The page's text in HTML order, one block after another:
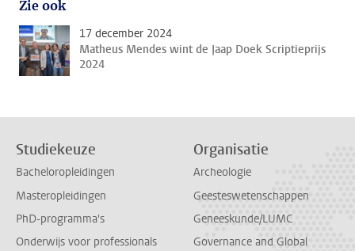
Zie ook
17 december 2024
Matheus Mendes wint de Jaap Doek Scriptieprijs
2024
Studiekeuze
Bacheloropleidingen
Masteropleidingen
PhD-programma's
Onderwijs voor professionals
Organisatie
Archeologie
Geesteswetenschappen
Geneeskunde/LUMC
Governance and Global